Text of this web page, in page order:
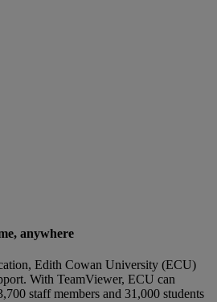
anywhere
Edith Cowan University (ECU)
With TeamViewer, ECU can
staff members and 31,000 students